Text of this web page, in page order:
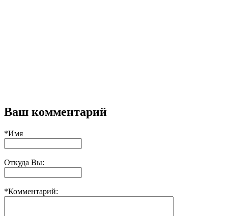
Ваш комментарий
*Имя
Откуда Вы:
*Комментарий: